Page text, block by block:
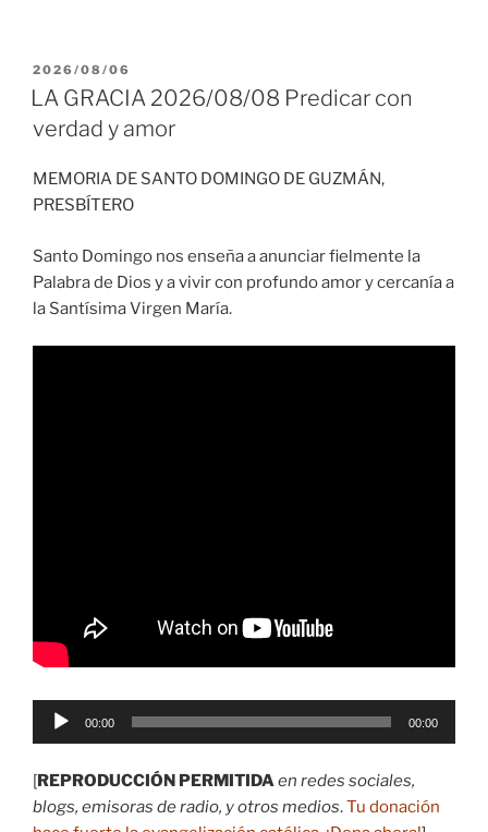
PUBLICADO
EL
2026/08/06
LA GRACIA 2026/08/08 Predicar con
verdad y amor
MEMORIA DE SANTO DOMINGO DE GUZMÁN,
PRESBÍTERO
Santo Domingo nos enseña a anunciar fielmente la
Palabra de Dios y a vivir con profundo amor y cercanía a
la Santísima Virgen María.
Reproductor
00:00 00:00
[REPRODUCCIÓN PERMITIDAen redes sociales,
blogs, emisoras de radio, y otros medios.Tu donación